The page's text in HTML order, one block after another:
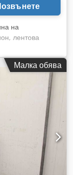
на
лентова
трион -
лентов трион
лентов трион -
D Aao Akksk -
дължина 2780
-
заваряване на
В1670 мм -
Малка обява